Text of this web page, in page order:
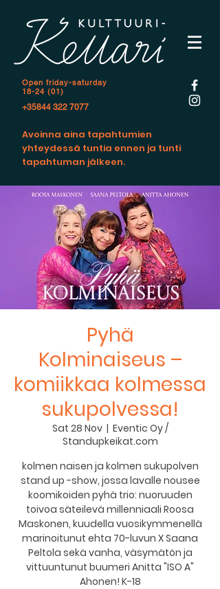
Open friday-saturday
18-24 (01)
+35844 322 7077
Avoinna aina tapahtumien
yhteydessä tuntia ennen ja tunti
tapahtuman jälkeen.
Pyhä
Kolminaiseus –
komiikkaa kolmessa
sukupolvessa!
Sat 28 Nov
  |
Eventic Oy /
Standupkeikat.com
kolmen naisen ja kolmen sukupolven
stand up -show, jossa lavalle nousee
koomikoiden pyhä trio: nuoruuden
toivoa säteilevä millenniaali Roosa
Maskonen, kuudella vuosikymmenellä
marinoitunut ehta 70-luvun X Saana
Peltola sekä vanha, väsymätön ja
vittuuntunut buumeri Anitta "ISO A"
Ahonen! K-18